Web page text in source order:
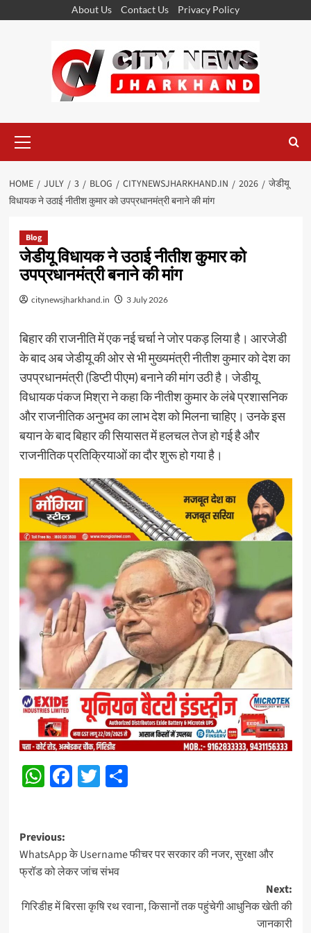
About Us Contact Us Privacy Policy
Menu
HOME JULY 3 BLOG CITYNEWSJHARKHAND.IN 2026
जेडीयू
विधायक ने उठाई नीतीश कुमार को उपप्रधानमंत्री बनाने की मांग
Blog
जेडीयू विधायक ने उठाई नीतीश कुमार को
उपप्रधानमंत्री बनाने की मांग
citynewsjharkhand.in 3 July 2026
बिहार की राजनीति में एक नई चर्चा ने जोर पकड़ लिया है। आरजेडी
के बाद अब जेडीयू की ओर से भी मुख्यमंत्री नीतीश कुमार को देश का
उपप्रधानमंत्री (डिप्टी पीएम) बनाने की मांग उठी है। जेडीयू
विधायक पंकज मिश्रा ने कहा कि नीतीश कुमार के लंबे प्रशासनिक
और राजनीतिक अनुभव का लाभ देश को मिलना चाहिए। उनके इस
बयान के बाद बिहार की सियासत में हलचल तेज हो गई है और
राजनीतिक प्रतिक्रियाओं का दौर शुरू हो गया है।
WhatsApp
Facebook
Twitter
Share
Post
navigation
Previous:
WhatsApp के Username फीचर पर सरकार की नजर, सुरक्षा और
फ्रॉड को लेकर जांच संभव
Next:
गिरिडीह में बिरसा कृषि रथ रवाना, किसानों तक पहुंचेगी आधुनिक खेती की
जानकारी